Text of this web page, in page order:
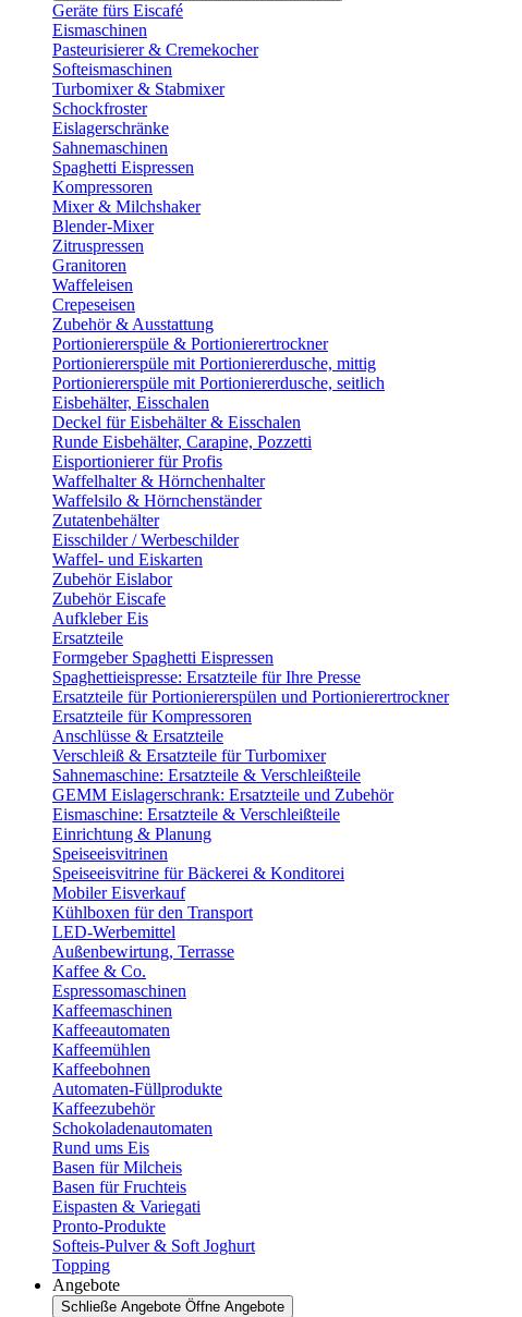
Geräte fürs Eiscafé
Eismaschinen
Pasteurisierer & Cremekocher
Softeismaschinen
Turbomixer & Stabmixer
Schockfroster
Eislagerschränke
Sahnemaschinen
Spaghetti Eispressen
Kompressoren
Mixer & Milchshaker
Blender-Mixer
Zitruspressen
Granitoren
Waffeleisen
Crepeseisen
Zubehör & Ausstattung
Portioniererspüle & Portionierertrockner
Portioniererspüle mit Portioniererdusche, mittig
Portioniererspüle mit Portioniererdusche, seitlich
Eisbehälter, Eisschalen
Deckel für Eisbehälter & Eisschalen
Runde Eisbehälter, Carapine, Pozzetti
Eisportionierer für Profis
Waffelhalter & Hörnchenhalter
Waffelsilo & Hörnchenständer
Zutatenbehälter
Eisschilder / Werbeschilder
Waffel- und Eiskarten
Zubehör Eislabor
Zubehör Eiscafe
Aufkleber Eis
Ersatzteile
Formgeber Spaghetti Eispressen
Spaghettieispresse: Ersatzteile für Ihre Presse
Ersatzteile für Portioniererspülen und Portionierertrockner
Ersatzteile für Kompressoren
Anschlüsse & Ersatzteile
Verschleiß & Ersatzteile für Turbomixer
Sahnemaschine: Ersatzteile & Verschleißteile
GEMM Eislagerschrank: Ersatzteile und Zubehör
Eismaschine: Ersatzteile & Verschleißteile
Einrichtung & Planung
Speiseeisvitrinen
Speiseeisvitrine für Bäckerei & Konditorei
Mobiler Eisverkauf
Kühlboxen für den Transport
LED-Werbemittel
Außenbewirtung, Terrasse
Kaffee & Co.
Espressomaschinen
Kaffeemaschinen
Kaffeeautomaten
Kaffeemühlen
Kaffeebohnen
Automaten-Füllprodukte
Kaffeezubehör
Schokoladenautomaten
Rund ums Eis
Basen für Milcheis
Basen für Fruchteis
Eispasten & Variegati
Pronto-Produkte
Softeis-Pulver & Soft Joghurt
Topping
Angebote
Schließe Angebote Öffne Angebote